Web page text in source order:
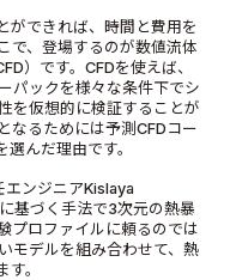
ができれば、時間と費用を
で、登場するのが数値流体
）です。CFDを使えば、
パックを様々な条件下でシ
を仮想的に検証することが
なるためには予測CFDコー
選んだ理由です。
ンジニアKislaya
基づく手法で3次元の熱暴
プロファイルに頼るのでは
モデルを組み合わせて、熱
。